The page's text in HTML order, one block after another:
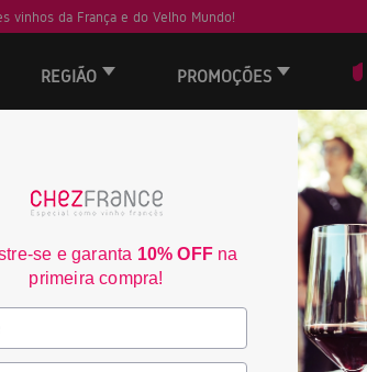
vinhos da França e do Velho Mundo!
REGIÃO PROMOÇÕES
29
se e garanta 10% OFF na
primeira compra!